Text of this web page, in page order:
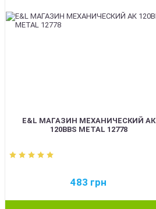
E&L МАГАЗИН МЕХАНИЧЕСКИЙ АК
120BBS METAL 12778
483 грн